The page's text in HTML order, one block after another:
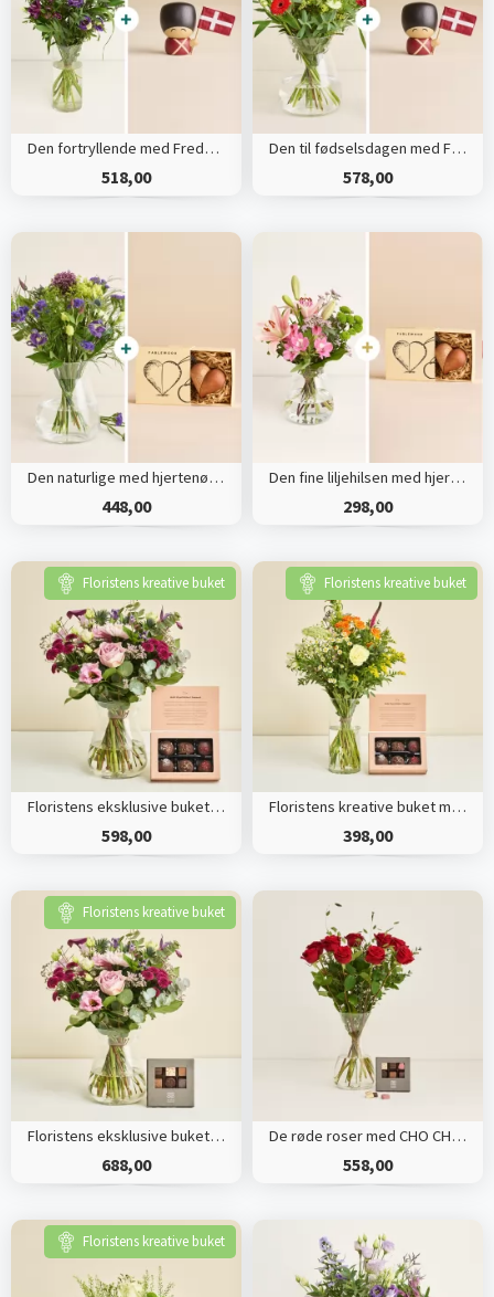
Den fortryllende med Frederik
518,00
Den til fødselsdagen med Frederik
578,00
Den naturlige med hjertenøglering
448,00
Den fine liljehilsen med hjertenøglering
298,00
Floristens kreative buket
Floristens eksklusive buket med Flora og Evergreen Luksus chokoladekugler
598,00
Floristens kreative buket
Floristens kreative buket med Flora og Evergreen Luksus chokoladekugler
398,00
Floristens kreative buket
Floristens eksklusive buket med CHO CHO 9 stk.
688,00
De røde roser med CHO CHO 9 stk.
558,00
Floristens kreative buket